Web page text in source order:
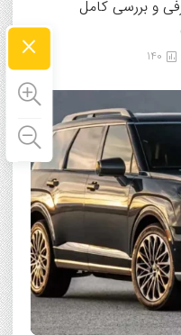
ایرانی ۱۴۰۵؛ معرفی و بررسی کامل
140
×